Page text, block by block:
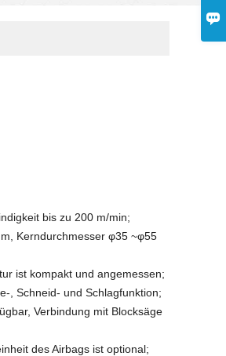

bis zu 200 m/min;
Kerndurchmesser φ35 ~φ55
ist kompakt und angemessen;
, Schneid- und Schlagfunktion;
Verbindung mit Blocksäge
des Airbags ist optional;